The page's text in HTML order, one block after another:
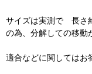
サイズは実測で 長さ
の為、分解しての移動
適合などに関してはお